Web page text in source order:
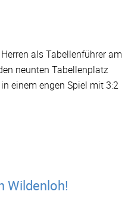
als Tabellenführer am
neunten Tabellenplatz
einem engen Spiel mit 3:2
Wildenloh!